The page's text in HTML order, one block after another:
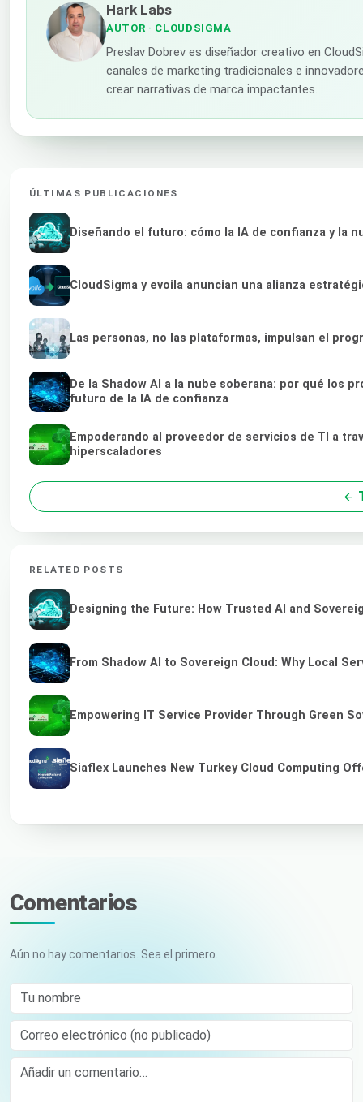
Hark Labs
AUTOR · CLOUDSIGMA
Preslav Dobrev es diseñador creativo en
canales de marketing tradicionales e
crear narrativas de marca impactantes.
ÚLTIMAS PUBLICACIONES
Diseñando el futuro: cómo la IA de confianza y la
CloudSigma y evoila anuncian una alianza
Las personas, no las plataformas, impulsan el
De la Shadow AI a la nube soberana: por qué los
futuro de la IA de confianza
Empoderando al proveedor de servicios de TI a
hiperscaladores
RELATED POSTS
Designing the Future: How Trusted AI and
From Shadow AI to Sovereign Cloud: Why Local
Empowering IT Service Provider Through Green
Siaflex Launches New Turkey Cloud Computing
Comentarios
Aún no hay comentarios. Sea el primero.
Tu nombre
Correo electrónico (no publicado)
Comment